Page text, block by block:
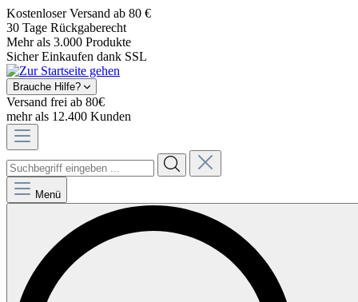
Kostenloser Versand ab 80 €
30 Tage Rückgaberecht
Mehr als 3.000 Produkte
Sicher Einkaufen dank SSL
Brauche Hilfe?
Versand frei ab 80€
mehr als 12.400 Kunden
Menü